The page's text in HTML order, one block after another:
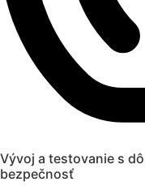
Vývoj a testovanie s
bezpečnosť